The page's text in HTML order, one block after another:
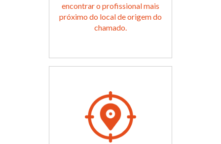
encontrar o profissional mais
próximo do local de origem do
chamado.